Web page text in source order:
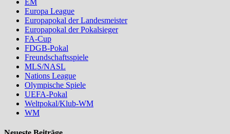
Europa League
Europapokal der Landesmeister
Europapokal der Pokalsieger
FA-Cup
FDGB-Pokal
Freundschaftsspiele
MLS/NASL
Nations League
Olympische Spiele
UEFA-Pokal
Weltpokal/Klub-WM
WM